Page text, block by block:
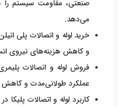
صنعتی، مقاومت سیستم را
می‌دهد.
خرید لوله و اتصالات پلی
و کاهش هزینه‌های نیروی
فروش لوله و اتصالات
عملکرد طولانی‌مدت و کاهش
کاربرد لوله و اتصالات